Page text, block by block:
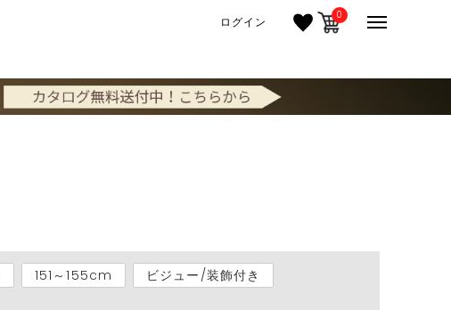
ログイン 0
151～155cm
ビジュー/装飾付き